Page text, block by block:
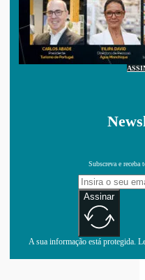
Subscreva e receba
Assinar
A sua informação está protegida.